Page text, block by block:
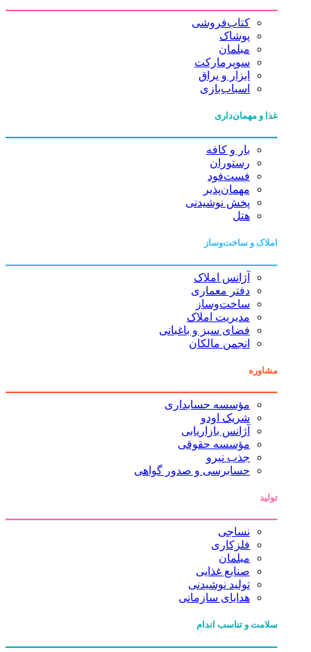
کتاب‌فروشی
پوشاک
مبلمان
سوپرمارکت
ابزار و یراق
اسباب‌بازی
غذا و مهمان‌داری
بار و کافه
رستوران
فست‌فود
مهمان‌پذیر
پخش نوشیدنی
هتل
املاک و ساخت‌وساز
آژانس املاک
دفتر معماری
ساخت‌وساز
مدیریت املاک
فضای سبز و باغبانی
انجمن مالکان
مشاوره
مؤسسه حسابداری
شریک اودو
آژانس بازاریابی
مؤسسه حقوقی
جذب نیرو
حسابرسی و صدور گواهی
تولید
نساجی
فلزکاری
مبلمان
صنایع غذایی
تولید نوشیدنی
هدایای سازمانی
سلامت و تناسب اندام